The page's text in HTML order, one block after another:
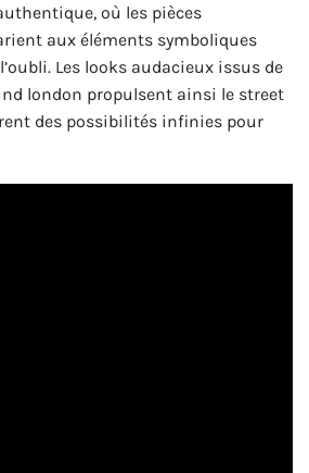
où les pièces
aux éléments symboliques
Les looks audacieux issus de
london propulsent ainsi le street
des possibilités infinies pour